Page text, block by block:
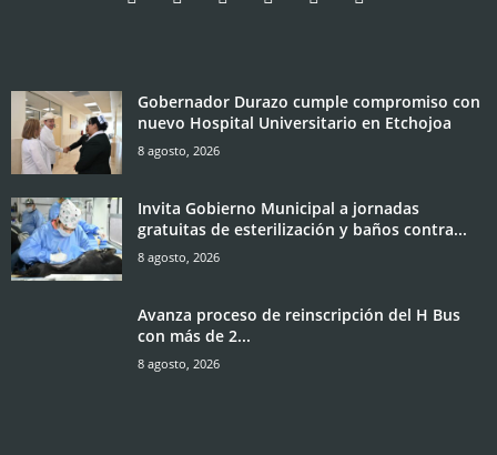
Gobernador Durazo cumple compromiso con
nuevo Hospital Universitario en Etchojoa
8 agosto, 2026
Invita Gobierno Municipal a jornadas
gratuitas de esterilización y baños contra...
8 agosto, 2026
Avanza proceso de reinscripción del H Bus
con más de 2...
8 agosto, 2026